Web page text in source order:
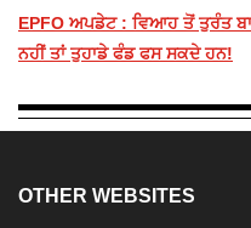
EPFO ਅਪਡੇਟ : ਵਿਆਹ ਤੋਂ ਤੁਰੰਤ
ਨਹੀਂ ਤਾਂ ਤੁਹਾਡੇ ਫੰਡ ਫਸ ਸਕਦੇ ਹਨ!
OTHER WEBSITES